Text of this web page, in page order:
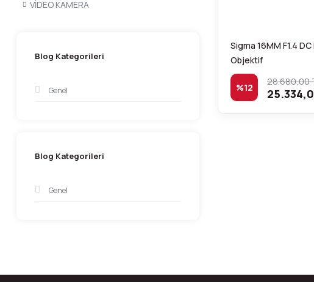
VİDEO KAMERA
Blog Kategorileri
Genel
Blog Kategorileri
Genel
Sigma 16MM F1.4
Objektif
%12 28.680,00